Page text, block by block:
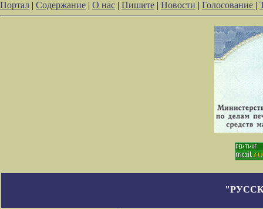
Портал | Содержание | О нас | Пишите | Новости | Голосование |